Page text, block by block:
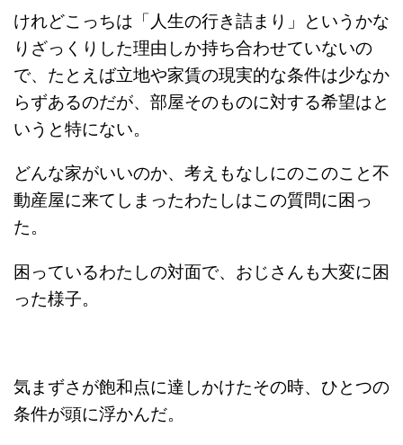
けれどこっちは「人生の行き詰まり」というかな
りざっくりした理由しか持ち合わせていないの
で、たとえば立地や家賃の現実的な条件は少なか
らずあるのだが、部屋そのものに対する希望はと
いうと特にない。
どんな家がいいのか、考えもなしにのこのこと不
動産屋に来てしまったわたしはこの質問に困っ
た。
困っているわたしの対面で、おじさんも大変に困
った様子。
気まずさが飽和点に達しかけたその時、ひとつの
条件が頭に浮かんだ。